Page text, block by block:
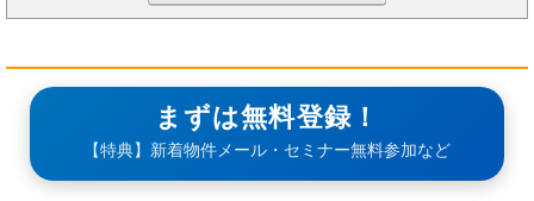
まずは無料登録！
【特典】新着物件メール・セミナー無料参加など